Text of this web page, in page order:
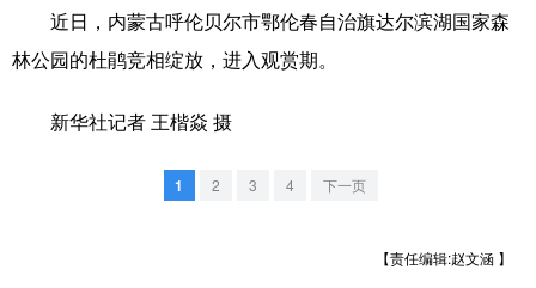
公益 一带一路 亚太网 上市公司
文化产业
天津
江苏
近日，内蒙古呼伦贝尔市鄂伦春自治旗达尔滨湖国家森
林公园的杜鹃竞相绽放，进入观赏期。
新华社记者 王楷焱 摄
1 2 3 4 下一页
【责任编辑:赵文涵 】